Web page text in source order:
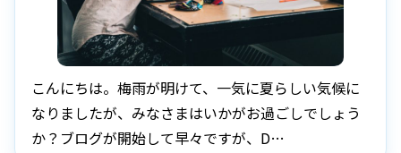
こんにちは。梅雨が明けて、一気に夏らしい気候に
なりましたが、みなさまはいかがお過ごしでしょう
か？ブログが開始して早々ですが、D…